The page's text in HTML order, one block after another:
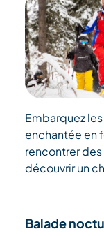
Embarquez
enchantée en
rencontrer
découvrir un
Balade